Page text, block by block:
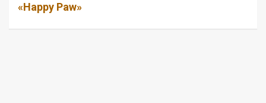
«Happy Paw»